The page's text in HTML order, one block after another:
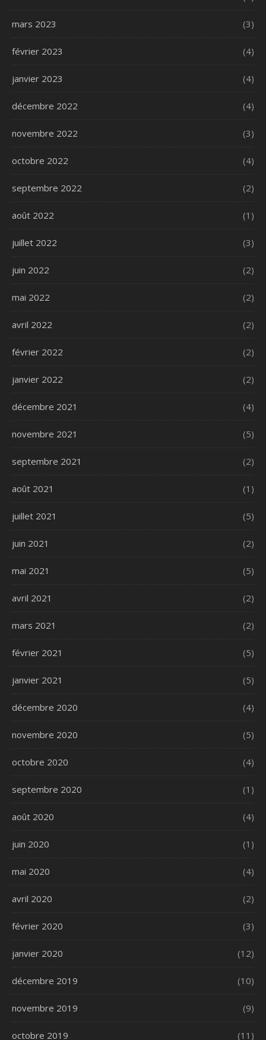
mars 2023 (3)
février 2023 (4)
janvier 2023 (4)
décembre 2022 (4)
novembre 2022 (3)
octobre 2022 (4)
septembre 2022 (2)
août 2022 (1)
juillet 2022 (3)
juin 2022 (2)
mai 2022 (2)
avril 2022 (2)
février 2022 (2)
janvier 2022 (2)
décembre 2021 (4)
novembre 2021 (5)
septembre 2021 (2)
août 2021 (1)
juillet 2021 (5)
juin 2021 (2)
mai 2021 (5)
avril 2021 (2)
mars 2021 (2)
février 2021 (5)
janvier 2021 (5)
décembre 2020 (4)
novembre 2020 (5)
octobre 2020 (4)
septembre 2020 (1)
août 2020 (4)
juin 2020 (1)
mai 2020 (4)
avril 2020 (2)
février 2020 (3)
janvier 2020 (12)
décembre 2019 (10)
novembre 2019 (9)
octobre 2019 (11)